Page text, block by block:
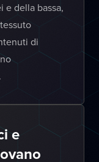
e della bassa,
di
e